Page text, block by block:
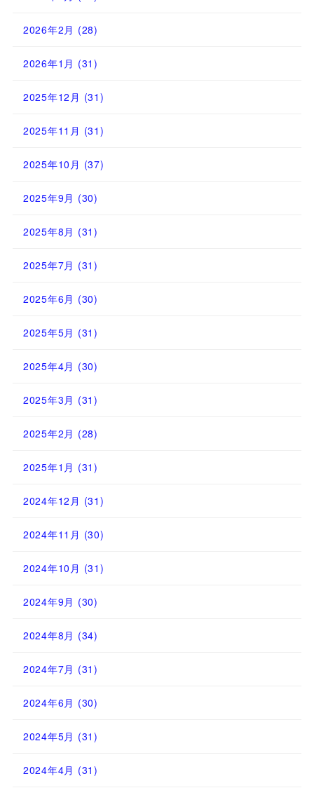
2026年2月 (28)
2026年1月 (31)
2025年12月 (31)
2025年11月 (31)
2025年10月 (37)
2025年9月 (30)
2025年8月 (31)
2025年7月 (31)
2025年6月 (30)
2025年5月 (31)
2025年4月 (30)
2025年3月 (31)
2025年2月 (28)
2025年1月 (31)
2024年12月 (31)
2024年11月 (30)
2024年10月 (31)
2024年9月 (30)
2024年8月 (34)
2024年7月 (31)
2024年6月 (30)
2024年5月 (31)
2024年4月 (31)